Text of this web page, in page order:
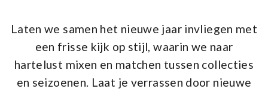
Laten we samen het nieuwe jaar invliegen met
een frisse kijk op stijl, waarin we naar
hartelust mixen en matchen tussen collecties
en seizoenen. Laat je verrassen door nieuwe